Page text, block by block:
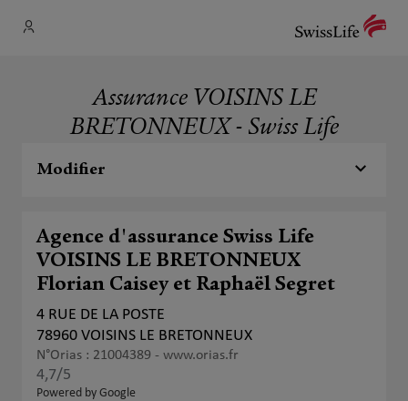
Assurance VOISINS LE
BRETONNEUX - Swiss Life
Modifier
Agence d'assurance Swiss Life
VOISINS LE BRETONNEUX
Florian Caisey et Raphaël Segret
4 RUE DE LA POSTE
78960 VOISINS LE BRETONNEUX
N°Orias : 21004389 - www.orias.fr
4,7/5
Powered by Google